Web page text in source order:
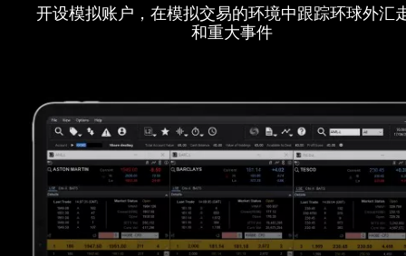
开设模拟账户，在模拟交易的环境中跟踪环球外汇
和重大事件